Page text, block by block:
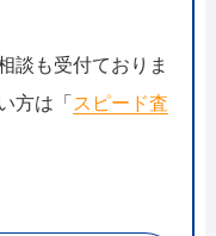
談も受付ておりま
方は「 スピード査